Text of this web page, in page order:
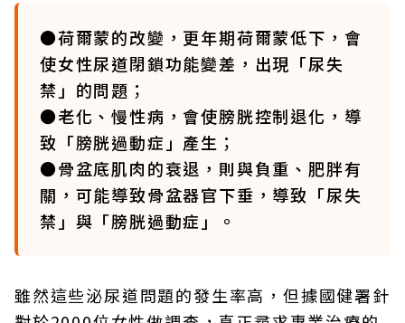
●荷爾蒙的改變，更年期荷爾蒙低下，會
使女性尿道閉鎖功能變差，出現「尿失
禁」的問題；
●老化、慢性病，會使膀胱控制退化，導
致「膀胱過動症」產生；
●骨盆底肌肉的衰退，則與負重、肥胖有
關，可能導致骨盆器官下垂，導致「尿失
禁」與「膀胱過動症」。
雖然這些泌尿道問題的發生率高，但據國健署針